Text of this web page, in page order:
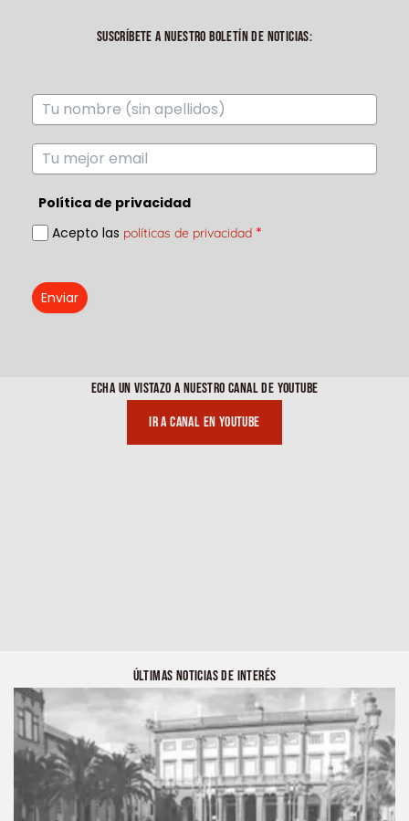
SUSCRÍBETE A NUESTRO BOLETÍN DE NOTICIAS:
Política de privacidad
Acepto las políticas de privacidad *
Enviar
ECHA UN VISTAZO A NUESTRO CANAL DE YOUTUBE
Ir a canal en youtube
ÚLTIMAS NOTICIAS DE INTERÉS